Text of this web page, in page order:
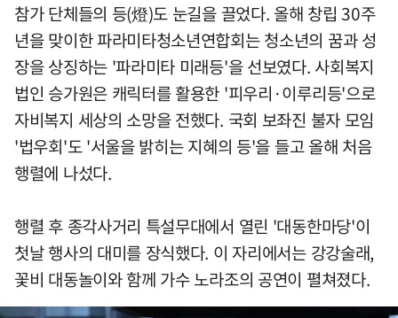
참가 단체들의 등(燈)도 눈길을 끌었다. 올해 창립 30주
년을 맞이한 파라미타청소년연합회는 청소년의 꿈과 성
장을 상징하는 '파라미타 미래등'을 선보였다. 사회복지
법인 승가원은 캐릭터를 활용한 '피우리·이루리등'으로
자비복지 세상의 소망을 전했다. 국회 보좌진 불자 모임
'법우회'도 '서울을 밝히는 지혜의 등'을 들고 올해 처음
행렬에 나섰다.
행렬 후 종각사거리 특설무대에서 열린 '대동한마당'이
첫날 행사의 대미를 장식했다. 이 자리에서는 강강술래,
꽃비 대동놀이와 함께 가수 노라조의 공연이 펼쳐졌다.